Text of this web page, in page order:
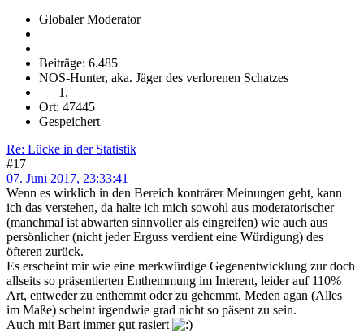
Globaler Moderator
Beiträge: 6.485
NOS-Hunter, aka. Jäger des verlorenen Schatzes
Ort: 47445
Gespeichert
Re: Lücke in der Statistik
#17
07. Juni 2017, 23:33:41
Wenn es wirklich in den Bereich konträrer Meinungen geht, kann
ich das verstehen, da halte ich mich sowohl aus moderatorischer
(manchmal ist abwarten sinnvoller als eingreifen) wie auch aus
persönlicher (nicht jeder Erguss verdient eine Würdigung) des
öfteren zurück.
Es erscheint mir wie eine merkwürdige Gegenentwicklung zur doch
allseits so präsentierten Enthemmung im Interent, leider auf 110%
Art, entweder zu enthemmt oder zu gehemmt, Meden agan (Alles
im Maße) scheint irgendwie grad nicht so päsent zu sein.
Auch mit Bart immer gut rasiert